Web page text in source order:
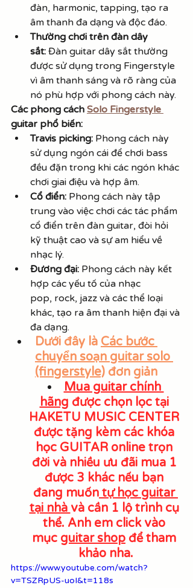
đàn, harmonic, tapping, tạo ra
âm thanh đa dạng và độc đáo.
Thường chơi trên đàn dây
sắt: Đàn guitar dây sắt thường
được sử dụng trong Fingerstyle
vì âm thanh sáng và rõ ràng của
nó phù hợp với phong cách này.
Các phong cách Solo Fingerstyle
guitar phổ biến:
Travis picking: Phong cách này
sử dụng ngón cái để chơi bass
đều đặn trong khi các ngón khác
chơi giai điệu và hợp âm.
Cổ điển: Phong cách này tập
trung vào việc chơi các tác phẩm
cổ điển trên đàn guitar, đòi hỏi
kỹ thuật cao và sự am hiểu về
nhạc lý.
Đương đại: Phong cách này kết
hợp các yếu tố của nhạc
pop, rock, jazz và các thể loại
khác, tạo ra âm thanh hiện đại và
đa dạng.
Dưới đây là Các bước
chuyển soạn guitar solo
(fingerstyle) đơn giản
Mua guitar chính
hãng được chọn lọc tại
HAKETU MUSIC CENTER
được tặng kèm các khóa
học GUITAR online trọn
đời và nhiều ưu đãi mua 1
được 3 khác nếu bạn
đang muốn tự học guitar
tại nhà và cần 1 lộ trình cụ
thể. Anh em click vào
mục guitar shop để tham
khảo nha.
https://www.youtube.com/watch?
v=TSZRpUS-uoI&t=118s